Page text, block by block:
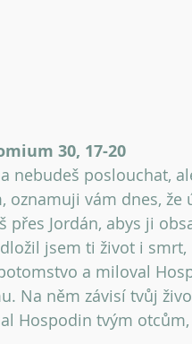
30, 17-20
nebudeš poslouchat,
vám dnes, že
přes Jordán, abys ji
jsem ti život i
a miloval
Na něm závisí tvůj
Hospodin tvým